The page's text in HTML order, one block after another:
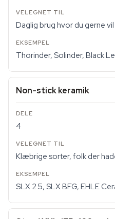
Daglig brug hvor du gerne
Thorinder, Solinder, Black
Non-stick keramik
4
Klæbrige sorter, folk der
SLX 2.5, SLX BFG, EHLE